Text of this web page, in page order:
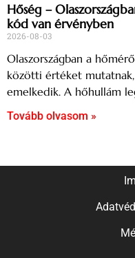
Hőség –
kód van érvényben
2026-08-03
Olaszországban a
közötti értéket
emelkedik. A hőhullám
Tovább olvasom »